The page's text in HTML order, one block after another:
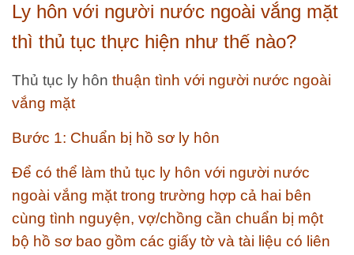
Ly hôn với người nước ngoài vắng mặt
thì thủ tục thực hiện như thế nào?
Thủ tục ly hôn thuận tình với người nước ngoài
vắng mặt
Bước 1: Chuẩn bị hồ sơ ly hôn
Để có thể làm thủ tục ly hôn với người nước
ngoài vắng mặt trong trường hợp cả hai bên
cùng tình nguyện, vợ/chồng cần chuẩn bị một
bộ hồ sơ bao gồm các giấy tờ và tài liệu có liên